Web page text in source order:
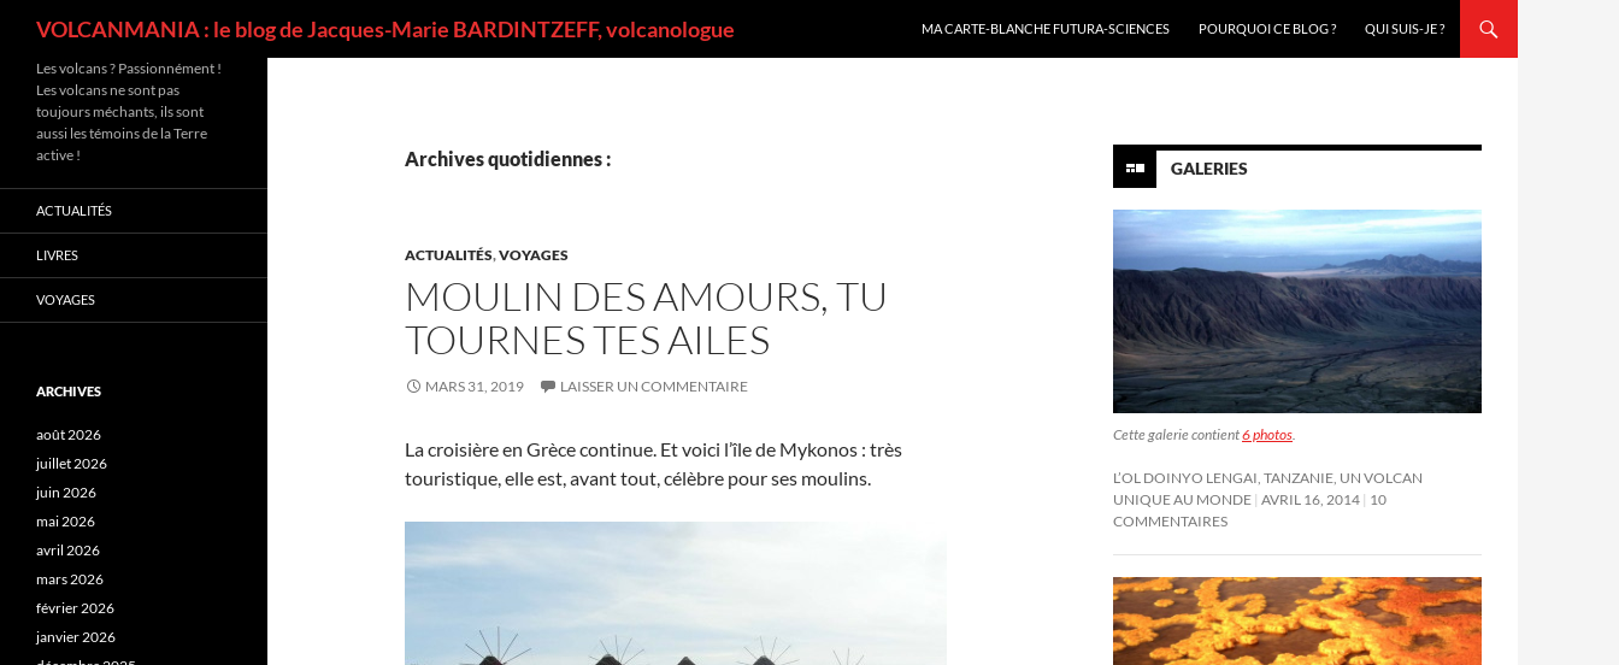
VOLCANMANIA : le blog de Jacques-Marie BARDINTZEFF, volcanologue
MA CARTE-BLANCHE FUTURA-SCIENCES
POURQUOI CE BLOG ? QUI SUIS-JE ?
Archives quotidiennes :
ACTUALITÉS,VOYAGES
MOULIN DES AMOURS, TU
TOURNES TES AILES
MARS 31, 2019 LAISSER UN COMMENTAIRE
La croisière en Grèce continue. Et voici l’île de Mykonos : très
touristique, elle est, avant tout, célèbre pour ses moulins.
GALERIES
Cette galerie contient6 photos.
L’OL DOINYO LENGAI, TANZANIE, UN VOLCAN
UNIQUE AU MONDE AVRIL 16, 2014 10
COMMENTAIRES
Les volcans ? Passionnément !
Les volcans ne sont pas
toujours méchants, ils sont
aussi les témoins de la Terre
active !
ACTUALITÉS
LIVRES
VOYAGES
ARCHIVES
août 2026
juillet 2026
juin 2026
mai 2026
avril 2026
mars 2026
février 2026
janvier 2026